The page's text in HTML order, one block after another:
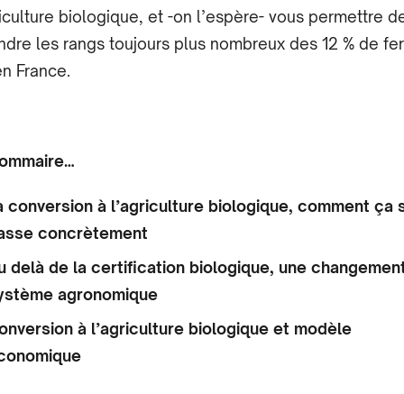
biologique, et -on l’espère- vous permettre
les rangs toujours plus nombreux des 12 % de
France.
conversion à l’agriculture biologique, comment ça
concrètement
delà de la certification biologique, une
agronomique
à l’agriculture biologique et modèle